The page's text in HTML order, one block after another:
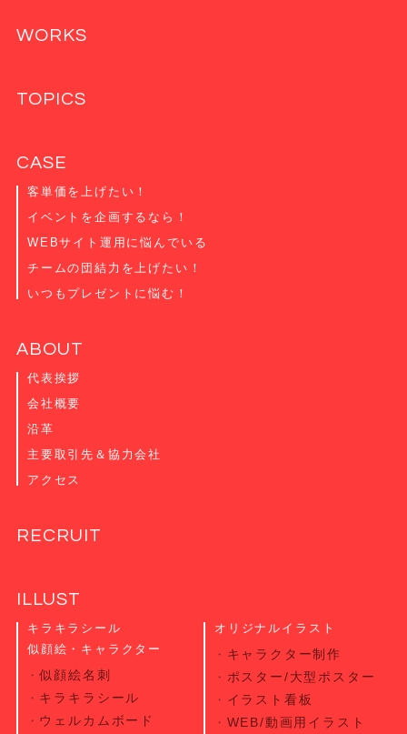
WORKS
TOPICS
CASE
客単価を上げたい！
イベントを企画するなら！
WEBサイト運用に悩んでいる
チームの団結力を上げたい！
いつもプレゼントに悩む！
ABOUT
代表挨拶
会社概要
沿革
主要取引先＆協力会社
アクセス
RECRUIT
ILLUST
キラキラシール
似顔絵・キャラクター
似顔絵名刺
キラキラシール
ウェルカムボード
オリジナルイラスト
キャラクター制作
ポスター/大型ポスター
イラスト看板
WEB/動画用イラスト